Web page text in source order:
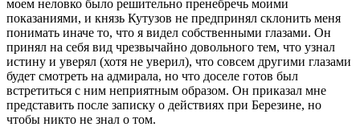
моем неловко было решительно пренебречь моими
показаниями, и князь Кутузов не предпринял склонить меня
понимать иначе то, что я видел собственными глазами. Он
принял на себя вид чрезвычайно довольного тем, что узнал
истину и уверял (хотя не уверил), что совсем другими глазами
будет смотреть на адмирала, но что доселе готов был
встретиться с ним неприятным образом. Он приказал мне
представить после записку о действиях при Березине, но
чтобы никто не знал о том.